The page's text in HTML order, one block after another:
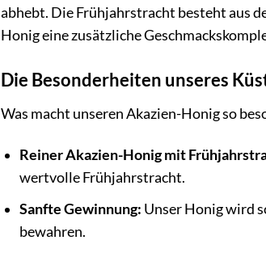
abhebt. Die Frühjahrstracht besteht aus
Honig eine zusätzliche
Die Besonderheiten unseres
Was macht unseren Akazien-Honig so
Reiner Akazien-Honig mit
wertvolle Frühjahrstracht.
Sanfte Gewinnung: Unser Honig wird
bewahren.